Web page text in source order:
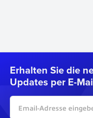
Erhalten Sie die
Updates per E-